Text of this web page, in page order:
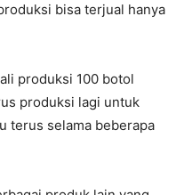
bisa terjual hanya
produksi 100 botol
produksi lagi untuk
terus selama beberapa